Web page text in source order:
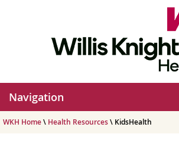
Navigation
WKH Home\ Health Resources\ KidsHealth